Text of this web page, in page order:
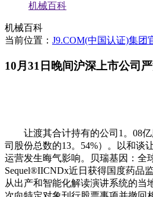
机械百科
机械百科
当前位置： J9.COM(中国认证)集团
10月31日晚间沪深上市公司
让渡其合计持有的公司1。08亿
司股份总数的13。54%）。以和谈
运营发生晦气影响。贝瑞基因：全
Sequel®IICNDx近日获得国度药品
从出产和智能化解读演讲系统的